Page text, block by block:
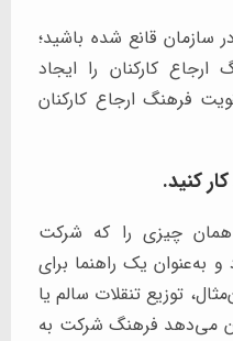
سازمان قانع شده باشید؛
کارکنان را ایجاد
برای تقویت فرهنگ ارجاع کارکنان
چیزی را که شرکت
یک راهنما برای
توزیع تنقلات سالم یا
می‌دهد فرهنگ شرکت به